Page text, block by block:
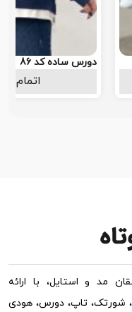
دورس ساده کد 86
اتمام
مد و استایل، با ارائه
شورتک، تاپ، دورس، هودی